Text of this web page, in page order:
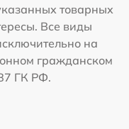
товарных
Все виды
на
гражданском
ГК РФ.